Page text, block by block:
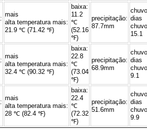
mais
alta temperatura mais:
21.9 ℃ (71.42 ℉)
baixa:
11.2
℃
(52.16
℉)
precipitação:
87.7mm
dias
15.1
mais
alta temperatura mais:
32.4 ℃ (90.32 ℉)
baixa:
22.8
℃
(73.04
℉)
precipitação:
68.9mm
dias
9.1
mais
alta temperatura mais:
28 ℃ (82.4 ℉)
baixa:
22.4
℃
(72.32
℉)
precipitação:
51.6mm
dias
9.9